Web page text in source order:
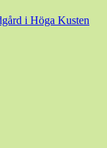
i Höga Kusten